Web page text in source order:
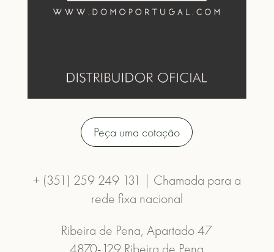
Peça uma cotação
+ (351) 259 249 131 | Chamada para a
rede fixa nacional
Ribeira de Pena, Apartado 47